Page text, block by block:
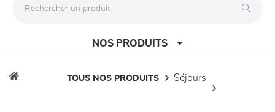
NOS PRODUITS
TOUS NOS PRODUITS séjours